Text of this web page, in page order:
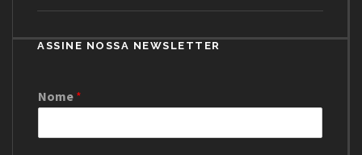
ASSINE NOSSA NEWSLETTER
Nome *